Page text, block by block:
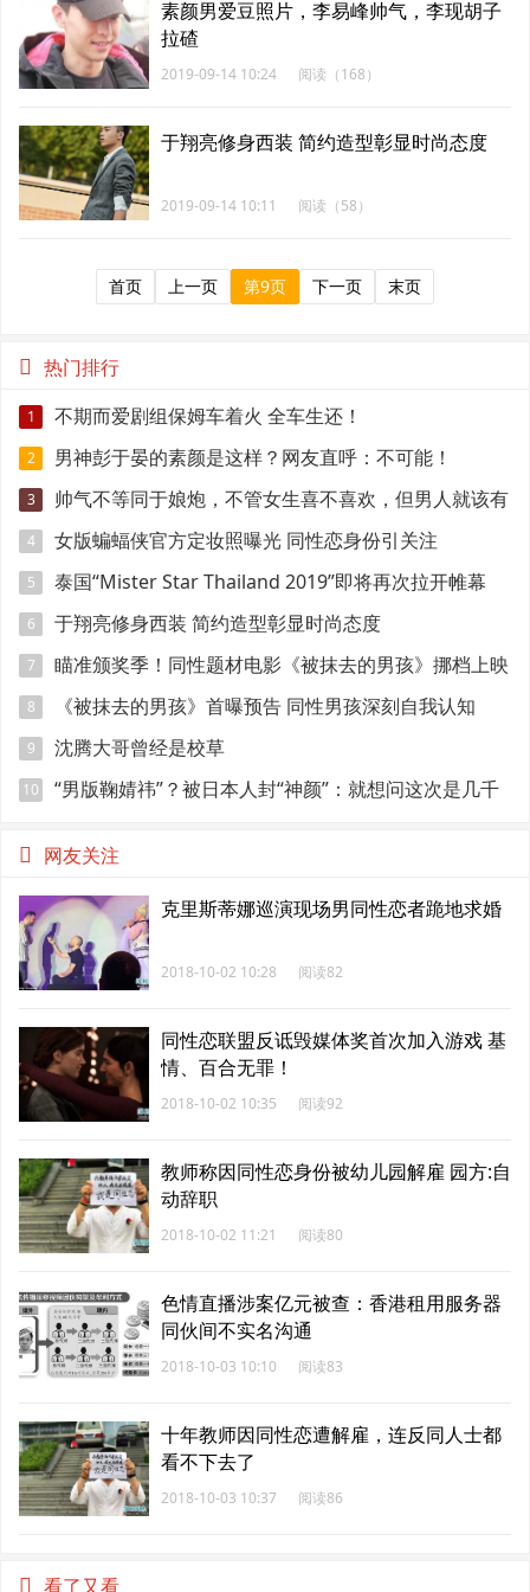
素颜男爱豆照片，李易峰帅气，李现胡子
拉碴
2019-09-14 10:24 阅读（168）
于翔亮修身西装 简约造型彰显时尚态度
2019-09-14 10:11 阅读（58）
首页 上一页 第9页 下一页 末页
热门排行
1 不期而爱剧组保姆车着火 全车生还！
2 男神彭于晏的素颜是这样？网友直呼：不可能！
3
帅气不等同于娘炮，不管女生喜不喜欢，但男人就该有
点肌肉
4 女版蝙蝠侠官方定妆照曝光 同性恋身份引关注
5 泰国“Mister Star Thailand 2019”即将再次拉开帷幕
6 于翔亮修身西装 简约造型彰显时尚态度
7 瞄准颁奖季！同性题材电影《被抹去的男孩》挪档上映
8 《被抹去的男孩》首曝预告 同性男孩深刻自我认知
9 沈腾大哥曾经是校草
10
“男版鞠婧祎”？被日本人封“神颜”：就想问这次是几千
网友关注
克里斯蒂娜巡演现场男同性恋者跪地求婚
2018-10-02 10:28 阅读82
同性恋联盟反诋毁媒体奖首次加入游戏 基
情、百合无罪！
2018-10-02 10:35 阅读92
教师称因同性恋身份被幼儿园解雇 园方:自
动辞职
2018-10-02 11:21 阅读80
色情直播涉案亿元被查：香港租用服务器
同伙间不实名沟通
2018-10-03 10:10 阅读83
十年教师因同性恋遭解雇，连反同人士都
看不下去了
2018-10-03 10:37 阅读86
看了又看